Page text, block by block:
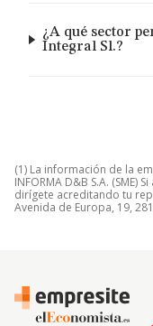
¿A qué sector
Integral Sl.?
(1) La información de la
INFORMA D&B S.A.
dirígete acreditando tu
Avenida de Europa, 19,